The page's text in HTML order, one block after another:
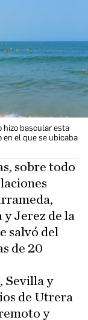
hizo bascular esta
el que se ubicaba
sobre todo
Jerez de la
salvó del
de 20
Sevilla y
de Utrera
y